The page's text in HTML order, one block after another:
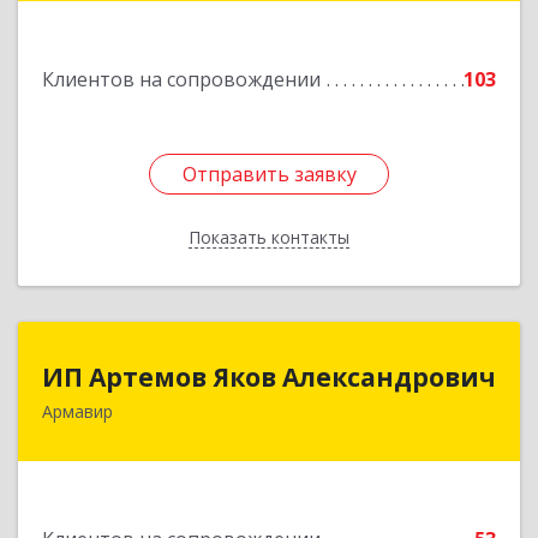
Клиентов на сопровождении 103
Отправить заявку
Показать контакты
Отправить заявку
Назад
ИП Артемов Яков Александрович
Армавир